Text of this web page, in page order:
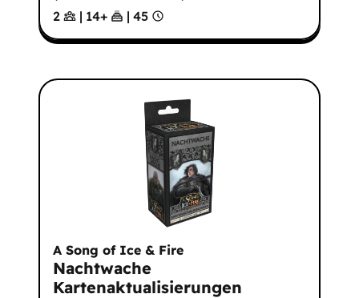
2
| 14+ | 45
A Song of Ice & Fire
Nachtwache
Kartenaktualisierungen